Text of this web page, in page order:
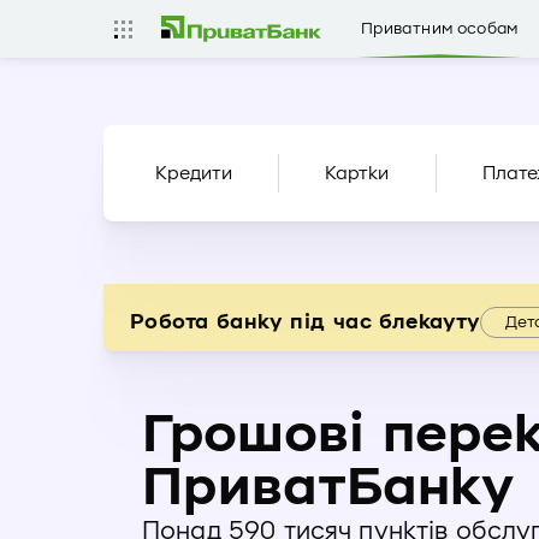
Приватним особам
Кредити Картки
Робота банку під час блекауту
Грошові
ПриватБанку
Понад 590 тисяч пунктів